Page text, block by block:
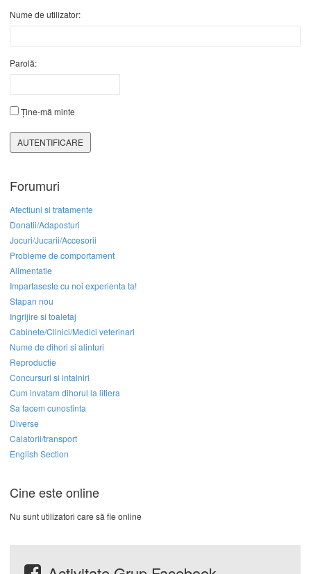
Nume de utilizator:
Parolă:
Ține-mă minte
AUTENTIFICARE
Forumuri
Afectiuni si tratamente
Donatii/Adaposturi
Jocuri/Jucarii/Accesorii
Probleme de comportament
Alimentatie
Impartaseste cu noi experienta ta!
Stapan nou
Ingrijire si toaletaj
Cabinete/Clinici/Medici veterinari
Nume de dihori si alinturi
Reproductie
Concursuri si intalniri
Cum invatam dihorul la litiera
Sa facem cunostinta
Diverse
Calatorii/transport
English Section
Cine este online
Nu sunt utilizatori care să fie online